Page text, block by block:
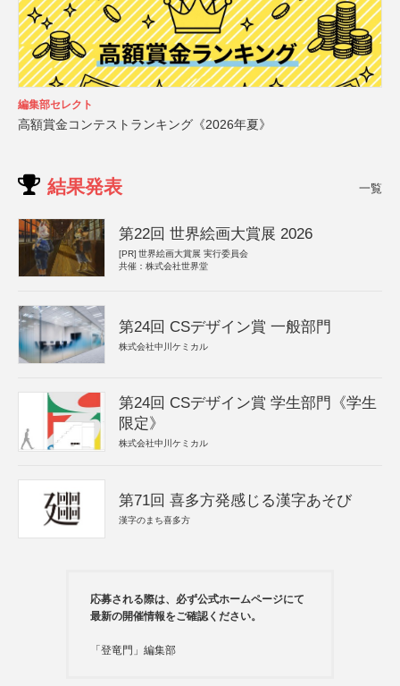
編集部セレクト
高額賞金コンテストランキング《2026年夏》
結果発表 一覧
第22回 世界絵画大賞展 2026
[PR] 世界絵画大賞展 実行委員会
共催：株式会社世界堂
第24回 CSデザイン賞 一般部門
株式会社中川ケミカル
第24回 CSデザイン賞 学生部門《学生
限定》
株式会社中川ケミカル
第71回 喜多方発感じる漢字あそび
漢字のまち喜多方
応募される際は、必ず公式ホームページにて
最新の開催情報をご確認ください。
「登竜門」編集部